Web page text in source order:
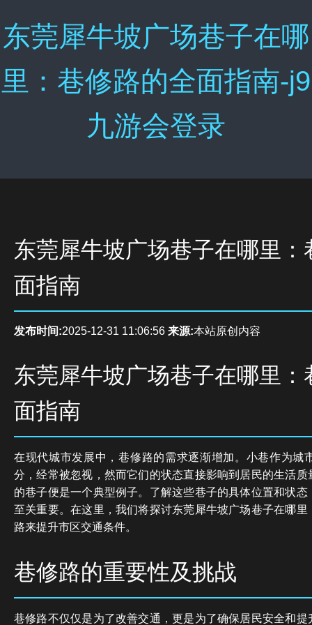
东莞犀牛坡广场巷子在哪
里：巷修路的全面指南-j9
九游会登录
东莞犀牛坡广场巷子在哪里：
面指南
发布时间:2025-12-31 11:06:56 来源:本站原创内容
东莞犀牛坡广场巷子在哪里：
面指南
在现代城市发展中，巷修路的需求逐渐增加。小巷作为城
分，经常被忽视，然而它们的状态直接影响到居民的生活
的巷子便是一个典型例子。了解这些巷子的具体位置和状
至关重要。在这里，我们将探讨东莞犀牛坡广场巷子在哪
路来提升市区交通条件。
巷修路的重要性及挑战
巷修路不仅仅是为了改善交通，更是为了确保居民安全和